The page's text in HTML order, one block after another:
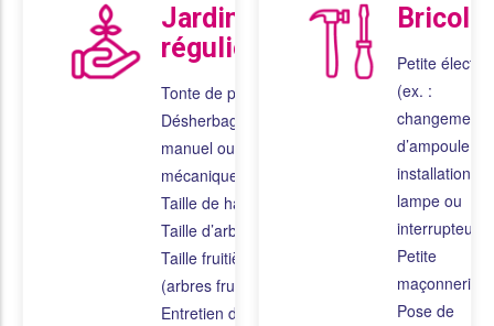
Jardinage
régulier
Tonte de pelouse
Désherbage
manuel ou
mécanique
Taille de haies
Taille d’arbustes
Taille fruitière
(arbres fruitiers)
Entretien des
Petite
(ex. :
changement
d’ampoule,
installation de
lampe ou
interrupteur
Petite
maçonnerie
Pose de